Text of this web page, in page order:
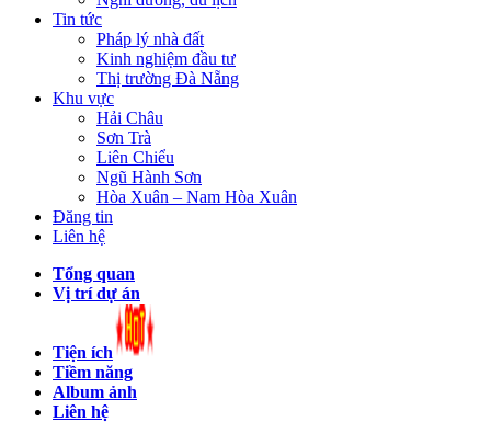
Tin tức
Pháp lý nhà đất
Kinh nghiệm đầu tư
Thị trường Đà Nẵng
Khu vực
Hải Châu
Sơn Trà
Liên Chiểu
Ngũ Hành Sơn
Hòa Xuân – Nam Hòa Xuân
Đăng tin
Liên hệ
Tổng quan
Vị trí dự án
Tiện ích
Tiềm năng
Album ảnh
Liên hệ